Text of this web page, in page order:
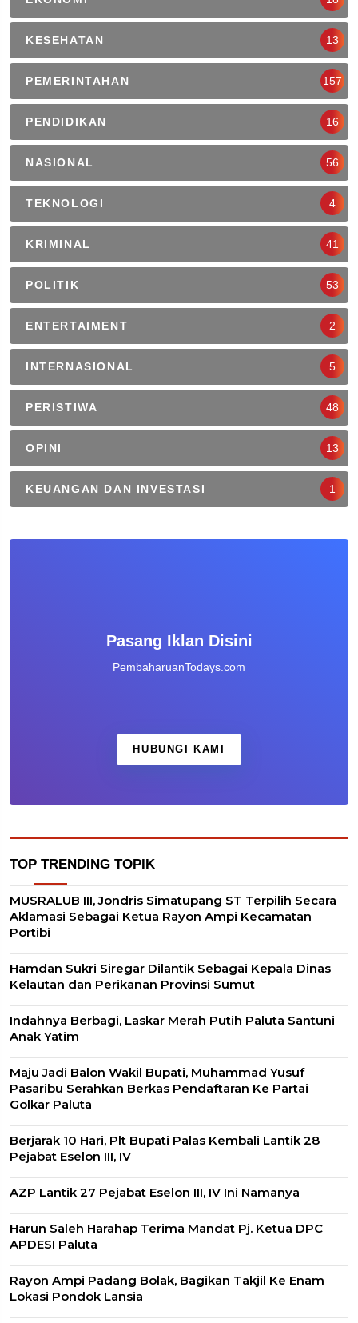
KESEHATAN 13
PEMERINTAHAN 157
PENDIDIKAN 16
NASIONAL 56
TEKNOLOGI 4
KRIMINAL 41
POLITIK 53
ENTERTAIMENT 2
INTERNASIONAL 5
PERISTIWA 48
OPINI 13
KEUANGAN DAN INVESTASI 1
Pasang Iklan Disini
PembaharuanTodays.com
HUBUNGI KAMI
TOP TRENDING TOPIK
MUSRALUB III, Jondris Simatupang ST Terpilih Secara
Aklamasi Sebagai Ketua Rayon Ampi Kecamatan
Portibi
Hamdan Sukri Siregar Dilantik Sebagai Kepala Dinas
Kelautan dan Perikanan Provinsi Sumut
Indahnya Berbagi, Laskar Merah Putih Paluta Santuni
Anak Yatim
Maju Jadi Balon Wakil Bupati, Muhammad Yusuf
Pasaribu Serahkan Berkas Pendaftaran Ke Partai
Golkar Paluta
Berjarak 10 Hari, Plt Bupati Palas Kembali Lantik 28
Pejabat Eselon III, IV
AZP Lantik 27 Pejabat Eselon III, IV Ini Namanya
Harun Saleh Harahap Terima Mandat Pj. Ketua DPC
APDESI Paluta
Rayon Ampi Padang Bolak, Bagikan Takjil Ke Enam
Lokasi Pondok Lansia